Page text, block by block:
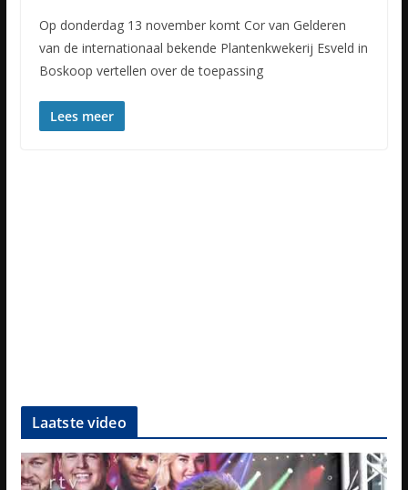
Op donderdag 13 november komt Cor van Gelderen
van de internationaal bekende Plantenkwekerij Esveld in
Boskoop vertellen over de toepassing
Lees meer
Laatste video